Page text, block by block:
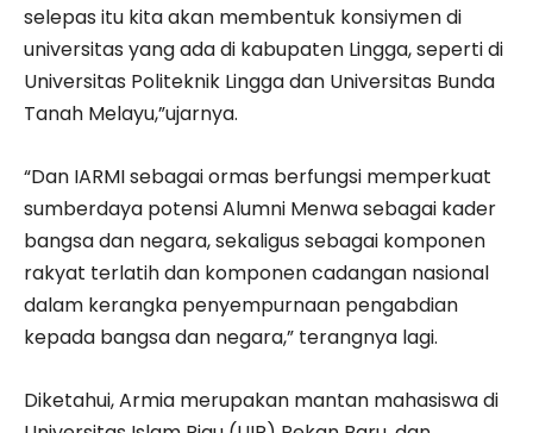
selepas itu kita akan membentuk konsiymen di
universitas yang ada di kabupaten Lingga, seperti di
Universitas Politeknik Lingga dan Universitas Bunda
Tanah Melayu,”ujarnya.
“Dan IARMI sebagai ormas berfungsi memperkuat
sumberdaya potensi Alumni Menwa sebagai kader
bangsa dan negara, sekaligus sebagai komponen
rakyat terlatih dan komponen cadangan nasional
dalam kerangka penyempurnaan pengabdian
kepada bangsa dan negara,” terangnya lagi.
Diketahui, Armia merupakan mantan mahasiswa di